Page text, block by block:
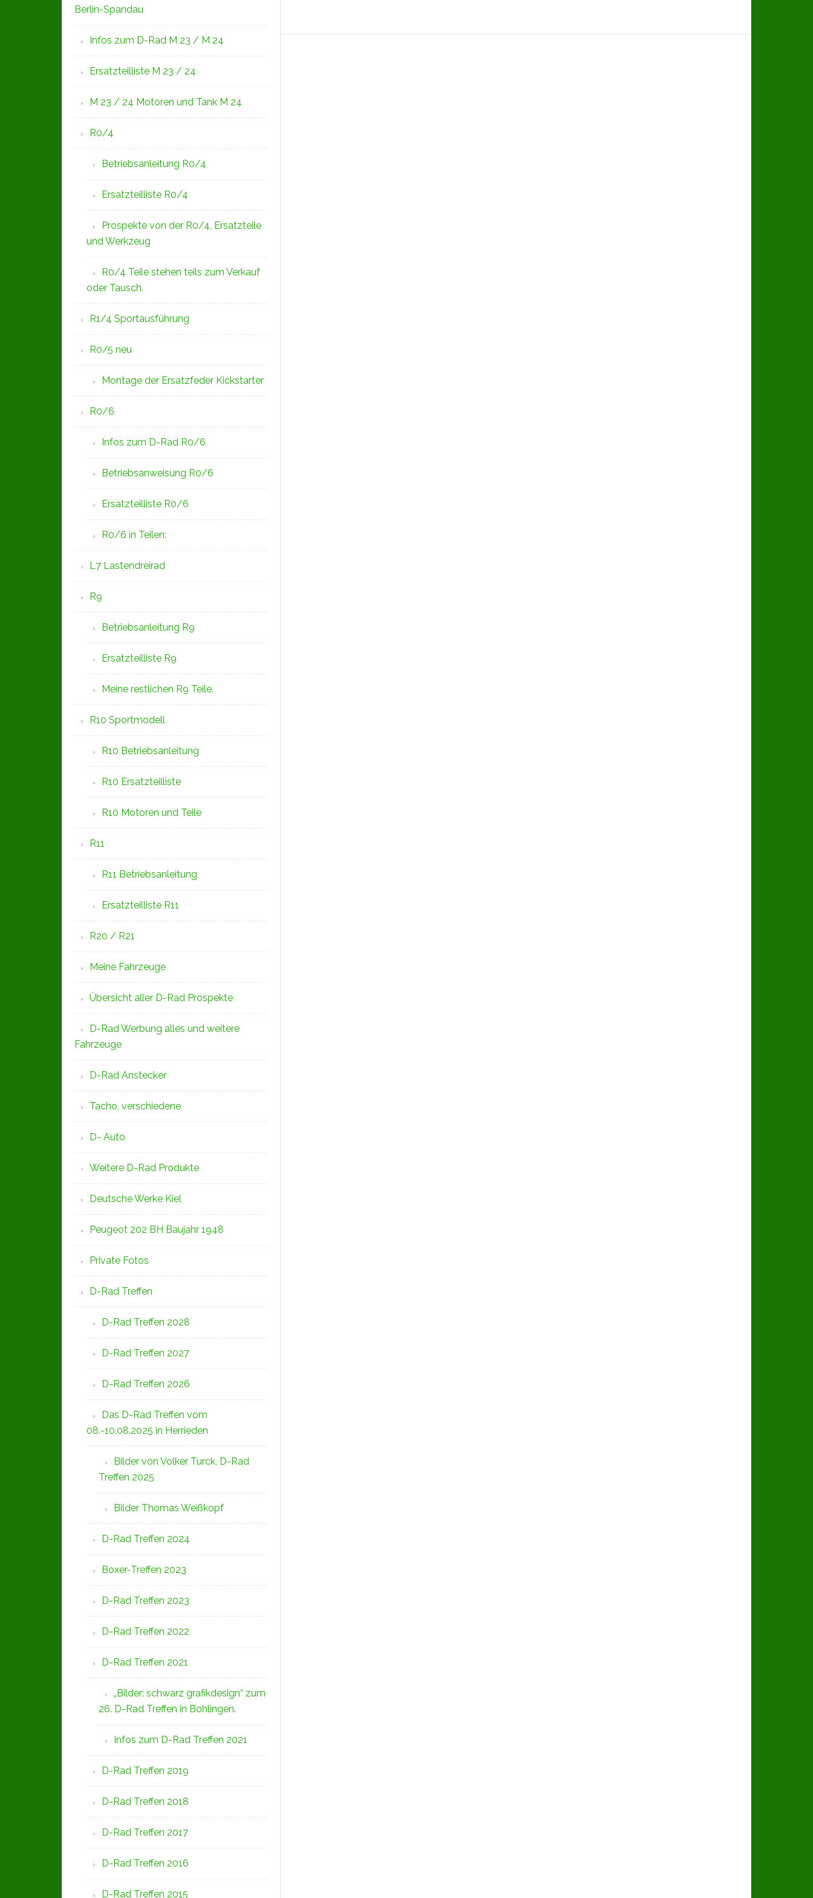
Berlin-Spandau
Infos zum D-Rad M 23 / M 24
Ersatzteilliste M 23 / 24
M 23 / 24 Motoren und Tank M 24
R0/4
Betriebsanleitung R0/4
Ersatzteilliste R0/4
Prospekte von der R0/4, Ersatzteile
und Werkzeug
R0/4 Teile stehen teils zum Verkauf
oder Tausch.
R1/4 Sportausführung
R0/5 neu
Montage der Ersatzfeder Kickstarter
R0/6
Infos zum D-Rad R0/6
Betriebsanweisung R0/6
Ersatzteilliste R0/6
R0/6 in Teilen:
L7 Lastendreirad
R9
Betriebsanleitung R9
Ersatzteilliste R9
Meine restlichen R9 Teile.
R10 Sportmodell
R10 Betriebsanleitung
R10 Ersatzteilliste
R10 Motoren und Teile
R11
R11 Betriebsanleitung
Ersatzteilliste R11
R20 / R21
Meine Fahrzeuge
Übersicht aller D-Rad Prospekte
D-Rad Werbung alles und weitere
Fahrzeuge
D-Rad Anstecker
Tacho, verschiedene
D- Auto
Weitere D-Rad Produkte
Deutsche Werke Kiel
Peugeot 202 BH Baujahr 1948
Private Fotos
D-Rad Treffen
D-Rad Treffen 2028
D-Rad Treffen 2027
D-Rad Treffen 2026
Das D-Rad Treffen vom
08.-10.08.2025 in Herrieden
Bilder von Volker Turck, D-Rad
Treffen 2025
Bilder Thomas Weißkopf
D-Rad Treffen 2024
Boxer-Treffen 2023
D-Rad Treffen 2023
D-Rad Treffen 2022
D-Rad Treffen 2021
„Bilder: schwarz grafikdesign“ zum
26. D-Rad Treffen in Bohlingen.
Infos zum D-Rad Treffen 2021
D-Rad Treffen 2019
D-Rad Treffen 2018
D-Rad Treffen 2017
D-Rad Treffen 2016
D-Rad Treffen 2015